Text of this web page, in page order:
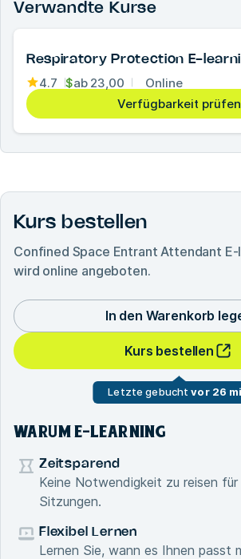
Verwandte Kurse
Respiratory Protection E-
4.7 $ab 23,00
Online
Verfügbarkeit prüfen
Kurs bestellen
Confined Space Entrant Attendant E-
wird online angeboten.
In den Warenkorb
Kurs bestellen
Letzte gebuchtvor 26
WARUM E-LEARNING
Zeitsparend
Keine Notwendigkeit zu reisen für
Sitzungen.
Flexibel Lernen
Lernen Sie, wann es Ihnen passt